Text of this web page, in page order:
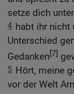
setze dich
4 habt ihr nicht
Unterschied
Gedanken[7]
5 Hört, meine
vor der Welt